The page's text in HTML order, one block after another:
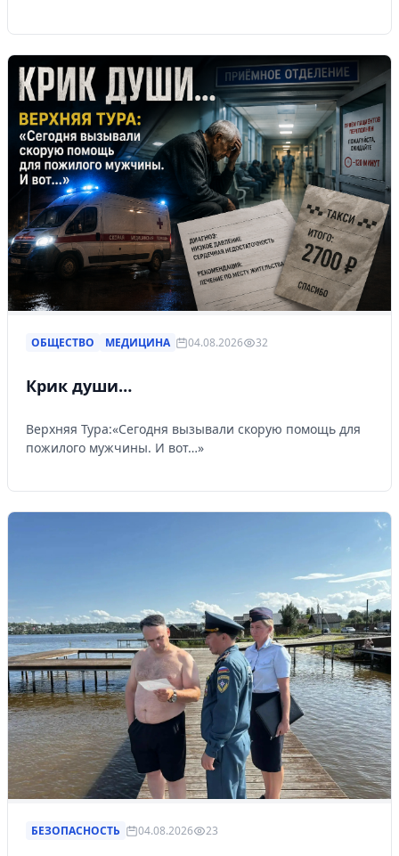
ОБЩЕСТВО МЕДИЦИНА 04.08.2026 32
Крик души…
Верхняя Тура:«Сегодня вызывали скорую помощь для
пожилого мужчины. И вот…»
БЕЗОПАСНОСТЬ 04.08.2026 23